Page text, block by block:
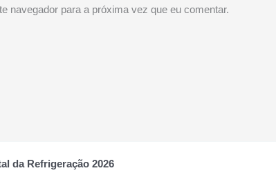
navegador para a próxima vez que eu comentar.
da Refrigeração 2026